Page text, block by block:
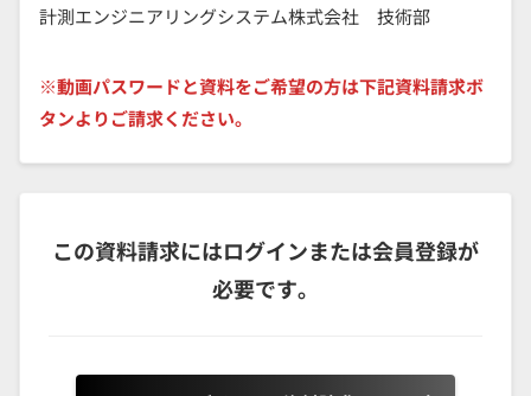
計測エンジニアリングシステム株式会社 技術部
※動画パスワードと資料をご希望の方は下記資料請求ボ
タンよりご請求ください。
この資料請求にはログインまたは会員登録が
必要です。